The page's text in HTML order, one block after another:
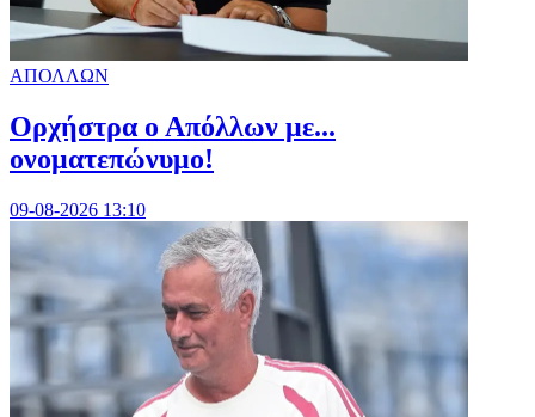
ΑΠΟΛΛΩΝ
Ορχήστρα o Aπόλλων με...
ονοματεπώνυμο!
09-08-2026 13:10